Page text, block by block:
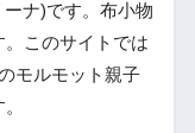
ナ)です。布小物
このサイトでは
モルモット親子